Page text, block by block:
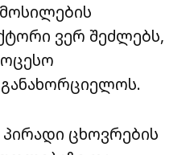
ვერ შეძლებს,
ცხოვრების